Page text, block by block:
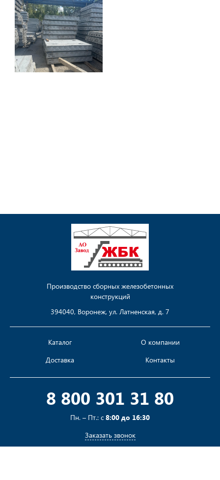
Производство сборных железобетонных
конструкций
394040, Воронеж, ул. Латненская, д. 7
Каталог
Доставка
О компании
Контакты
8 800 301 31 80
Пн. – Пт.: с 8:00 до 16:30
Заказать звонок